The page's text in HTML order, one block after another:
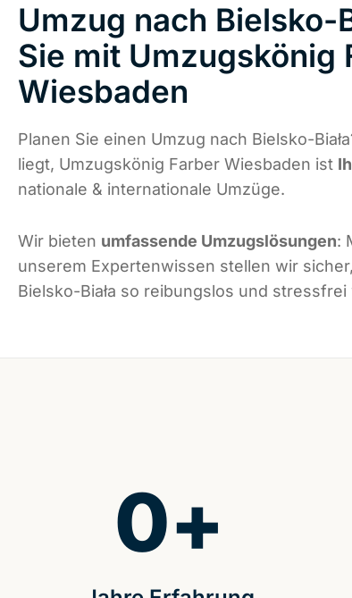
Umzug nach Bielsko-
Sie mit Umzugskönig
Wiesbaden
Planen Sie einen Umzug nach Bielsko-
liegt, Umzugskönig Farber Wiesbaden ist
nationale & internationale Umzüge.
Wir bieten umfassende Umzugslösungen:
unserem Expertenwissen stellen wir
Bielsko-Biała so reibungslos und
0+